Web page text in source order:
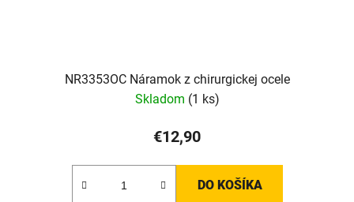
NR3353OC Náramok z chirurgickej ocele
Skladom (1 ks)
€12,90
DO KOŠÍKA